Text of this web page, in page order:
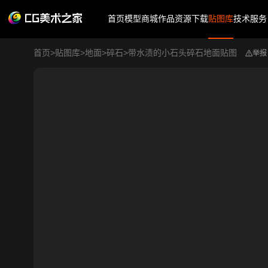
首页模型商城作品资源下载贴图库技术服务
首页>贴图库>地面>碎石>带水渍的小石头碎石地面贴图 举报